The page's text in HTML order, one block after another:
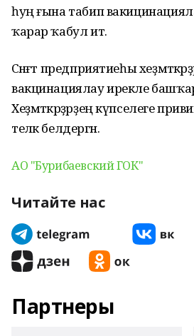
һуң ғына табип
ҡарар ҡабул итә.
Сәнәғәт предприятиеһы
вакцинациялау ирекле
Хеҙмәткәрҙәрҙең күпселеге
теләк белдергән.
АО "Бурибаевский ГОК"
Читайте нас
Партнеры